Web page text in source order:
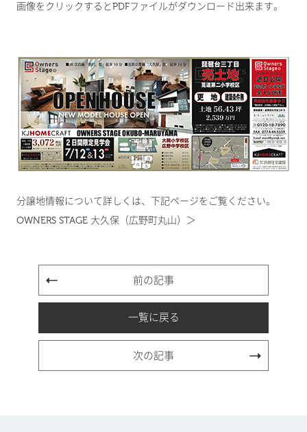
画像をクリックするとPDFファイルがダウンロード出来ます。
分譲地情報について詳しくは、下記ページをご覧ください。
OWNERS STAGE 大久保（広野町丸山）＞
前の記事
一覧に戻る
次の記事